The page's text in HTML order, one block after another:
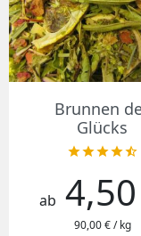
Brunnen
Glücks

Preis
ab
90,00 € / kg